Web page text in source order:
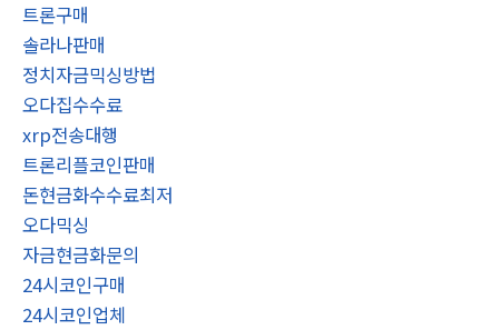
트론구매
솔라나판매
정치자금믹싱방법
오다집수수료
xrp전송대행
트론리플코인판매
돈현금화수수료최저
오다믹싱
자금현금화문의
24시코인구매
24시코인업체